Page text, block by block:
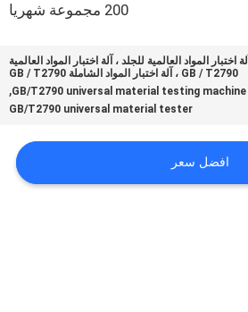
200 مجموعة شهريا
آلة اختبار المواد العالمية للجلد ، آلة اختبار المواد العالمية
GB / T2790 ، آلة اختبار المواد الشاملة GB / T2790
GB/T2790 universal material testing machine
,
GB/T2790 universal material tester
افضل سعر